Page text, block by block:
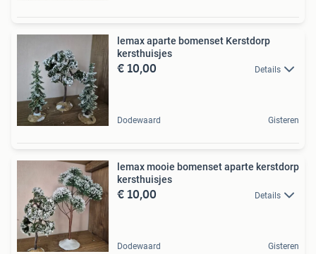
lemax aparte bomenset Kerstdorp
kersthuisjes
€ 10,00 Details
Dodewaard Gisteren
lemax mooie bomenset aparte kerstdorp
kersthuisjes
€ 10,00 Details
Dodewaard Gisteren